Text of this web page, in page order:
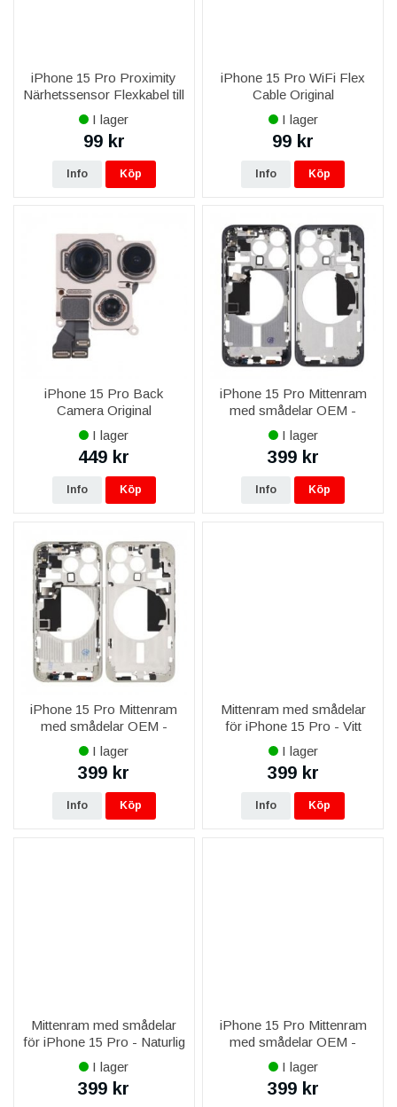
iPhone 15 Pro Proximity
Närhetssensor Flexkabel till
Phone 15 Pro
I lager
99 kr
Info Köp
iPhone 15 Pro WiFi Flex
Cable Original
I lager
99 kr
Info Köp
iPhone 15 Pro Back
Camera Original
I lager
449 kr
Info Köp
iPhone 15 Pro Mittenram
med smådelar OEM -
Titanblå
I lager
399 kr
Info Köp
iPhone 15 Pro Mittenram
med smådelar OEM -
Titanvit
I lager
399 kr
Info Köp
Mittenram med smådelar
för iPhone 15 Pro - Vitt
Titan OEM
I lager
399 kr
Info Köp
Mittenram med smådelar
för iPhone 15 Pro - Naturlig
Titan OEM
I lager
399 kr
iPhone 15 Pro Mittenram
med smådelar OEM -
Naturlig Titan
I lager
399 kr